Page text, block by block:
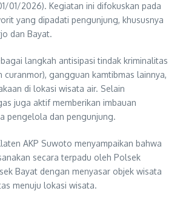
01/2026). Kegiatan ini difokuskan pada
yang dipadati pengunjung, khususnya
dan Bayat.
langkah antisipasi tindak kriminalitas
curanmor), gangguan kamtibmas lainnya,
di lokasi wisata air. Selain
juga aktif memberikan imbauan
pengelola dan pengunjung.
AKP Suwoto menyampaikan bahwa
secara terpadu oleh Polsek
Bayat dengan menyasar objek wisata
menuju lokasi wisata.